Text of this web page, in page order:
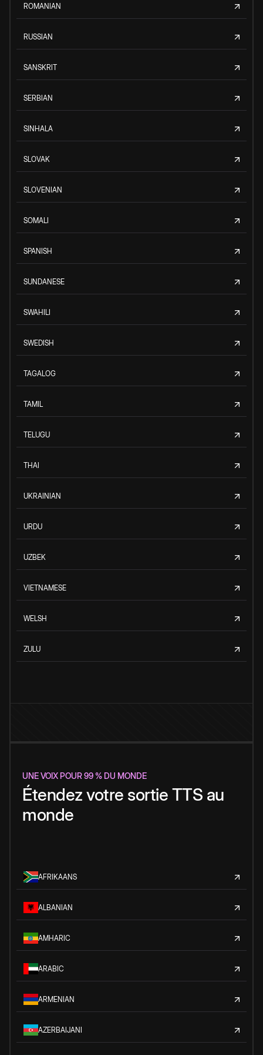
ROMANIAN
RUSSIAN
SANSKRIT
SERBIAN
SINHALA
SLOVAK
SLOVENIAN
SOMALI
SPANISH
SUNDANESE
SWAHILI
SWEDISH
TAGALOG
TAMIL
TELUGU
THAI
UKRAINIAN
URDU
UZBEK
VIETNAMESE
WELSH
ZULU
UNE VOIX POUR 99 % DU MONDE
Étendez votre sortie TTS au
monde
AFRIKAANS
ALBANIAN
AMHARIC
ARABIC
ARMENIAN
AZERBAIJANI